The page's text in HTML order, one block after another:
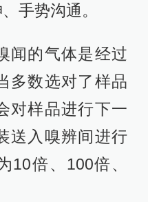
手势沟通。
闻的气体是经过
多数选对了样品
对样品进行下一
送入嗅辨间进行
10倍、100倍、